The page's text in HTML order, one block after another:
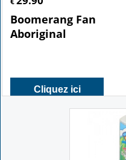
Boomerang Fan
Aboriginal
Cliquez ici